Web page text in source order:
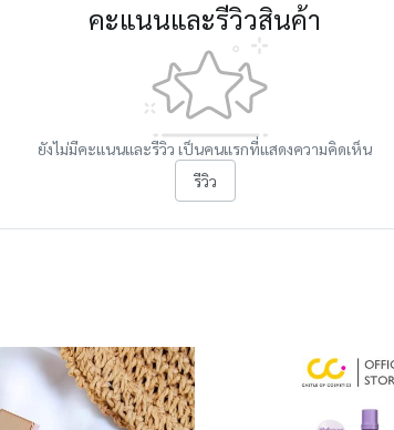
คะแนนและรีวิวสินค้า
ยังไม่มีคะแนนและรีวิว เป็นคนแรกที่แสดงความคิดเห็น
รีวิว